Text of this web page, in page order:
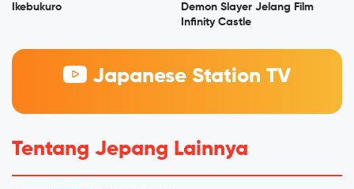
Ikebukuro
Demon Slayer Jelang Film
Infinity Castle
Japanese Station TV
Tentang Jepang Lainnya